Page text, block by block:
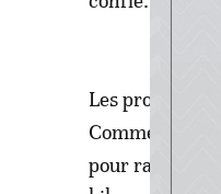
Les
Commerce
pour rassurer